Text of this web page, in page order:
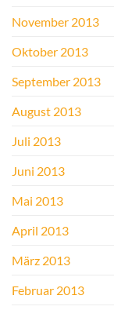
November 2013
Oktober 2013
September 2013
August 2013
Juli 2013
Juni 2013
Mai 2013
April 2013
März 2013
Februar 2013